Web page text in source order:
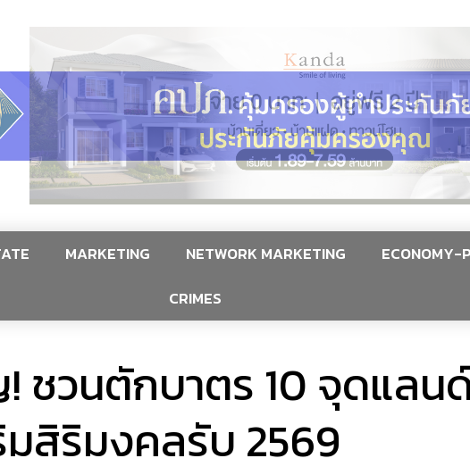
MARKETING NETWORK MARKETING ECONOMY-
CRIMES
ชวนตักบาตร 10 จุดแลน
มสิริมงคลรับ 2569